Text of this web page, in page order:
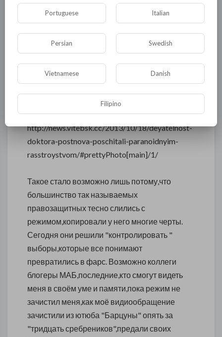
ухудшиться,нарушая все немыслимые
законы логики и морали,даже закон о
психиатрической помощи ,где принудительно
можно госпитализировать лицо страдающее
стоящее на диспансерном учёте.При этом ни
http://news.vitebsk.cc/2013/10/18/deyatelnost-
doktora-postnova-poschitali-paranoidnyim-
rasstroystvom/#prettyPhoto[main]/1/
Такое стало возможно лишь потому,что
большинство так называемых
правозащитных тесно слились с
режимом,копировали у него многие черты.
Сегодня они решили "контролировать "
выборы,которые все понимают
превратились в фарс. Возможно коллеги
блогеры МАБ,последние,кто смогут видеть
меня в своём уме и памяти,пока режим не
зачистил меня,как моё видиообращение
зачистили из ютюба "Барцуны" опять за
"тридцать сребреников",предали своих
Portuguese Italian
Persian Swedish
Vietnamese Danish
Filipino